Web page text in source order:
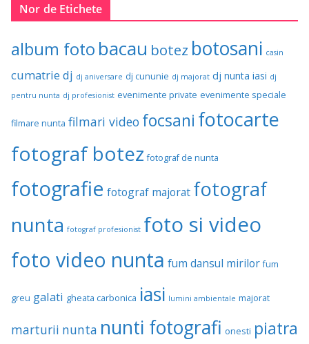
Nor de Etichete
album foto bacau botez botosani casin
cumatrie dj dj aniversare dj cununie dj majorat dj nunta iasi dj
pentru nunta dj profesionist evenimente private evenimente speciale
filmare nunta filmari video focsani fotocarte
fotograf botez fotograf de nunta
fotografie fotograf majorat fotograf
nunta fotograf profesionist foto si video
foto video nunta fum dansul mirilor fum
greu galati gheata carbonica iasi lumini ambientale majorat
marturii nunta nunti fotografi onesti piatra